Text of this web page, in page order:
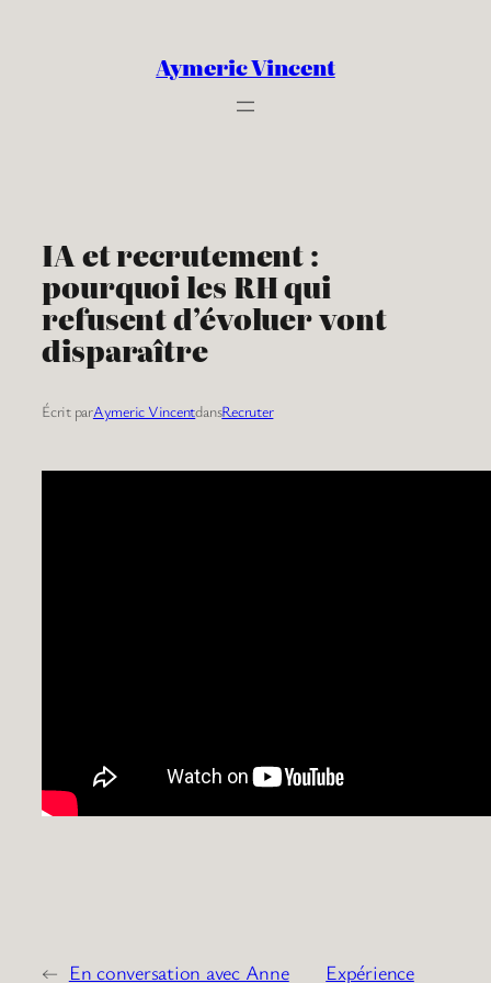
Aymeric Vincent
IA et recrutement :
pourquoi les RH qui
refusent d’évoluer vont
disparaître
Écrit parAymeric VincentdansRecruter
← En conversation avec Anne Expérience